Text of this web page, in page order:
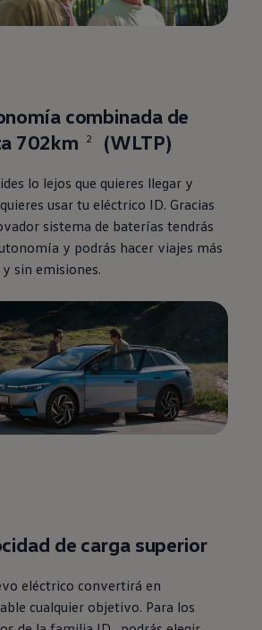
combinada de
702km
2 (WLTP)
lo lejos que quieres llegar y
usar tu eléctrico ID. Gracias
sistema de baterías tendrás
y podrás hacer viajes más
sin emisiones.
de carga superior
eléctrico convertirá en
cualquier objetivo. Para los